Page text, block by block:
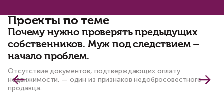
Проекты по теме
Почему нужно проверять предыдущих
собственников. Муж под следствием –
начало проблем.
Отсутствие документов, подтверждающих оплату
недвижимости, — один из признаков недобросовестного
продавца.